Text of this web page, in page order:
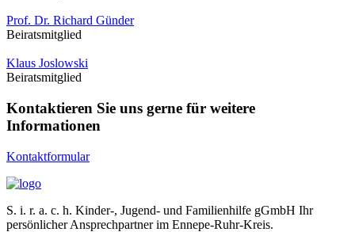
Prof. Dr. Richard Günder
Beiratsmitglied
Klaus Joslowski
Beiratsmitglied
Kontaktieren Sie uns gerne für weitere
Informationen
Kontaktformular
S. i. r. a. c. h. Kinder-, Jugend- und Familienhilfe gGmbH Ihr
persönlicher Ansprechpartner im Ennepe-Ruhr-Kreis.